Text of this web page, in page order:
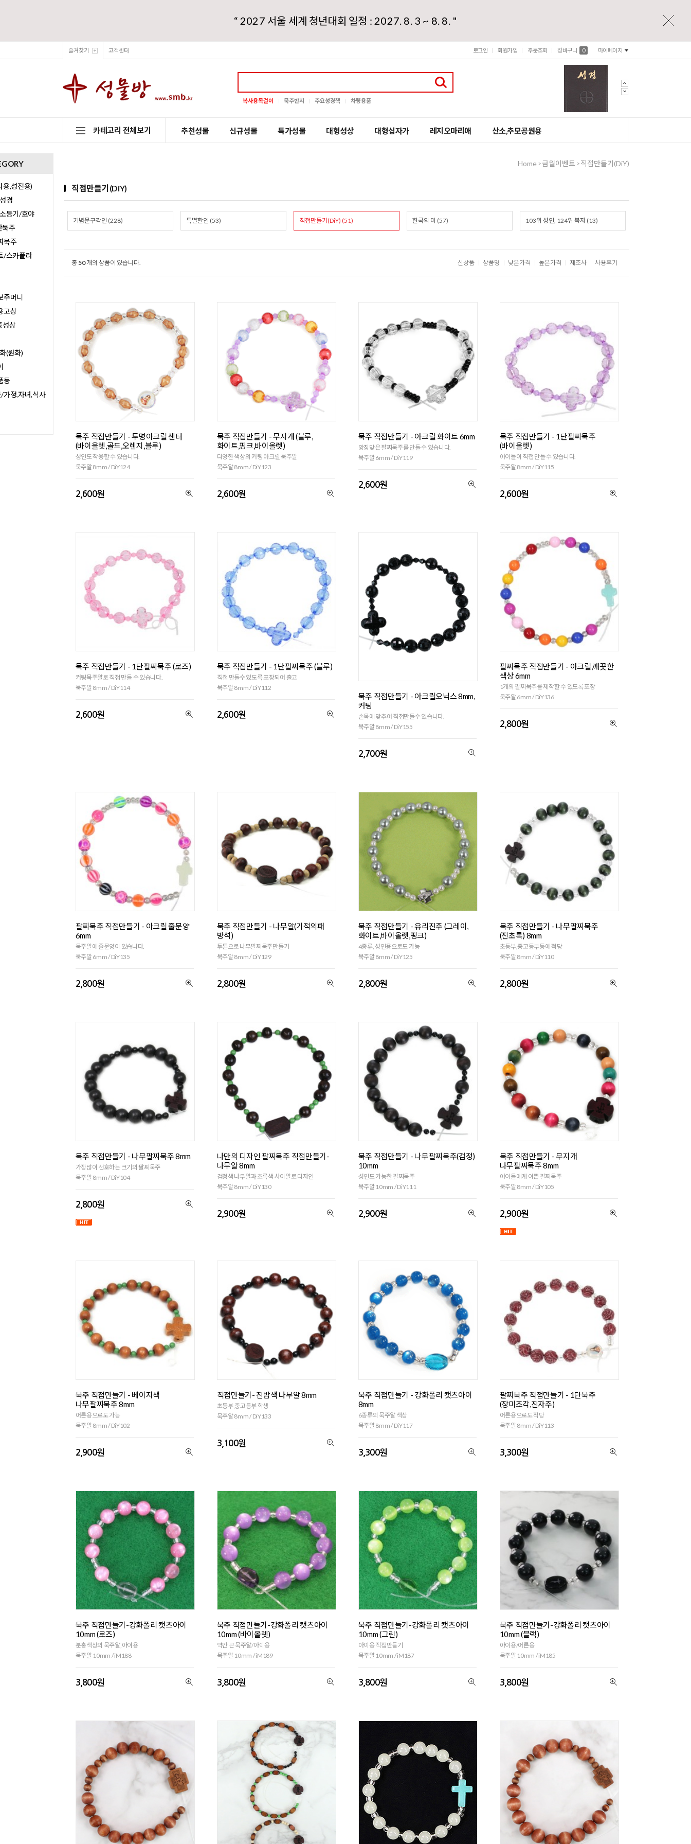
“ 2027 서울 세계 청년대회 일정 : 2027. 8. 3 ~ 8. 8. "
즐겨찾기 고객센터 로그인 회원가입 주문조회 장바구니 0 마이페이지
복사용목걸이 묵주반지 주요성경책 차량용품
카테고리 전체보기 추천성물 신규성물 특가성물 대형성상 대형십자가 레지오마리애 산소,추모공원용
용,성전용)
경
등기/호야
주
묵주
/스카폴라
주머니
고상
성상
(원화)
등
가정,자녀,식사
Home > 금월이벤트 > 직접만들기(DiY)
직접만들기(DiY)
기념문구각인 (228) 특별할인 (53) 직접만들기(DiY) (51) 한국의 미 (57) 103위 성인, 124위 복자 (13)
총 50개의 상품이 있습니다. 신상품 상품명 낮은가격 높은가격 제조사 사용후기
묵주 직접만들기 - 투명아크릴 센터
(바이올렛,골드,오렌지,블루)
성인도 착용할 수 있습니다.
묵주알 8mm / DiY124
2,600원
묵주 직접만들기 - 무지개 (블루,
화이트,핑크,바이올렛)
다양한 색상의 커팅 아크릴 묵주알
묵주알 8mm / DiY123
2,600원
묵주 직접만들기 - 아크릴 화이트 6mm
앙징맞은 팔찌묵주를 만들 수 있습니다.
묵주알 6mm / DiY119
2,600원
묵주 직접만들기 - 1단팔찌묵주
(바이올렛)
아이들이 직접 만들 수 있습니다.
묵주알 8mm / DiY115
2,600원
묵주 직접만들기 - 1단팔찌묵주 (로즈)
커팅묵주알로 직접 만들 수 있습니다.
묵주알 8mm / DiY114
2,600원
묵주 직접만들기 - 1단팔찌묵주 (블루)
직접 만들수 있도록 포장되어 출고
묵주알 8mm / DiY112
2,600원
묵주 직접만들기 - 아크릴오닉스 8mm,
커팅
손목에 맞추어 직접만들수 있습니다.
묵주알 8mm / DiY155
2,700원
팔찌묵주 직접만들기 - 아크릴,깨끗한
색상 6mm
1개의 팔찌묵주를 제작할 수 있도록 포장
묵주알 6mm / DiY136
2,800원
팔찌묵주 직접만들기 - 아크릴 줄문양
6mm
묵주알에 줄문양이 있습니다.
묵주알 6mm / DiY135
2,800원
묵주 직접만들기 - 나무알(기적의패
방석)
투톤으로 나무팔찌묵주만들기
묵주알 8mm / DiY129
2,800원
묵주 직접만들기 - 유리진주 (그레이,
화이트,바이올렛,핑크)
4종류, 성인용으로도 가능
묵주알 8mm / DiY125
2,800원
묵주 직접만들기 - 나무팔찌묵주
(진초록) 8mm
초등부,중고등부등에 적당
묵주알 8mm / DiY110
2,800원
묵주 직접만들기 - 나무팔찌묵주 8mm
가장많이 선호하는 크기의 팔찌묵주
묵주알 8mm / DiY104
2,800원
나만의 디자인 팔찌묵주 직접만들기-
나무알 8mm
검정색 나무알과 초록색 사이알로 디자인
묵주알 8mm / DiY130
2,900원
묵주 직접만들기 - 나무팔찌묵주(검정)
10mm
성인도 가능한 팔찌묵주
묵주알 10mm / DiY111
2,900원
묵주 직접만들기 - 무지개
나무팔찌묵주 8mm
아이들에게 이쁜 팔찌묵주
묵주알 8mm / DiY105
2,900원
묵주 직접만들기 - 베이지색
나무팔찌묵주 8mm
어른용으로도 가능
묵주알 8mm / DiY102
2,900원
직접만들기- 진밤색 나무알 8mm
초등부,중고등부 학생
묵주알 8mm / DiY133
3,100원
묵주 직접만들기 - 강화폴리 캣츠아이
8mm
6종류의 묵주알 색상
묵주알 8mm / DiY117
3,300원
팔찌묵주 직접만들기 - 1단묵주
(장미조각,진자주)
어른용으로도 적당
묵주알 8mm / DiY113
3,300원
묵주 직접만들기-강화폴리 캣츠아이
10mm (로즈)
분홍색상의 묵주알,아이용
묵주알 10mm / iM188
3,800원
묵주 직접만들기-강화폴리 캣츠아이
10mm (바이올렛)
약간 큰 묵주알/아이용
묵주알 10mm / iM189
3,800원
묵주 직접만들기-강화폴리 캣츠아이
10mm (그린)
아이용 직접만들기
묵주알 10mm / iM187
3,800원
묵주 직접만들기-강화폴리 캣츠아이
10mm (블랙)
아이용/어른용
묵주알 10mm / iM185
3,800원